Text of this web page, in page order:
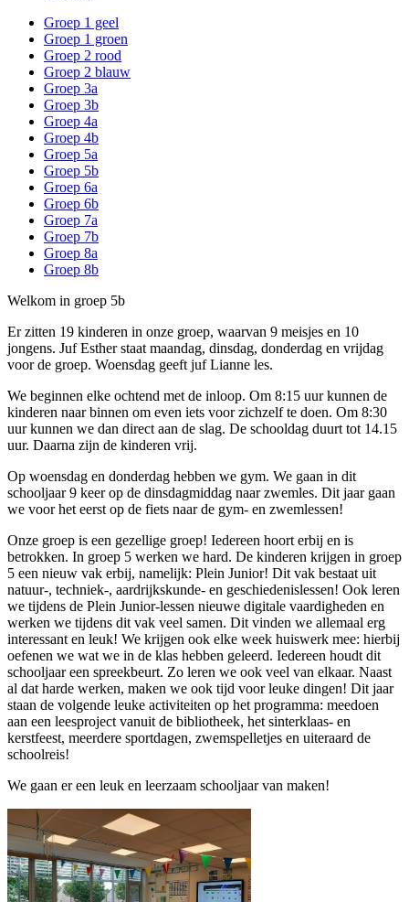
Groep 1 geel
Groep 1 groen
Groep 2 rood
Groep 2 blauw
Groep 3a
Groep 3b
Groep 4a
Groep 4b
Groep 5a
Groep 5b
Groep 6a
Groep 6b
Groep 7a
Groep 7b
Groep 8a
Groep 8b
Welkom in groep 5b
Er zitten 19 kinderen in onze groep, waarvan 9 meisjes en 10
jongens. Juf Esther staat maandag, dinsdag, donderdag en vrijdag
voor de groep. Woensdag geeft juf Lianne les.
We beginnen elke ochtend met de inloop. Om 8:15 uur kunnen de
kinderen naar binnen om even iets voor zichzelf te doen. Om 8:30
uur kunnen we dan direct aan de slag. De schooldag duurt tot 14.15
uur. Daarna zijn de kinderen vrij.
Op woensdag en donderdag hebben we gym. We gaan in dit
schooljaar 9 keer op de dinsdagmiddag naar zwemles. Dit jaar gaan
we voor het eerst op de fiets naar de gym- en zwemlessen!
Onze groep is een gezellige groep! Iedereen hoort erbij en is
betrokken. In groep 5 werken we hard. De kinderen krijgen in groep
5 een nieuw vak erbij, namelijk: Plein Junior! Dit vak bestaat uit
natuur-, techniek-, aardrijkskunde- en geschiedenislessen! Ook leren
we tijdens de Plein Junior-lessen nieuwe digitale vaardigheden en
werken we tijdens dit vak veel samen. Dit vinden we allemaal erg
interessant en leuk! We krijgen ook elke week huiswerk mee: hierbij
oefenen we wat we in de klas hebben geleerd. Iedereen houdt dit
schooljaar een spreekbeurt. Zo leren we ook veel van elkaar. Naast
al dat harde werken, maken we ook tijd voor leuke dingen! Dit jaar
staan de volgende leuke activiteiten op het programma: meedoen
aan een leesproject vanuit de bibliotheek, het sinterklaas- en
kerstfeest, meerdere sportdagen, zwemspelletjes en uiteraard de
schoolreis!
We gaan er een leuk en leerzaam schooljaar van maken!